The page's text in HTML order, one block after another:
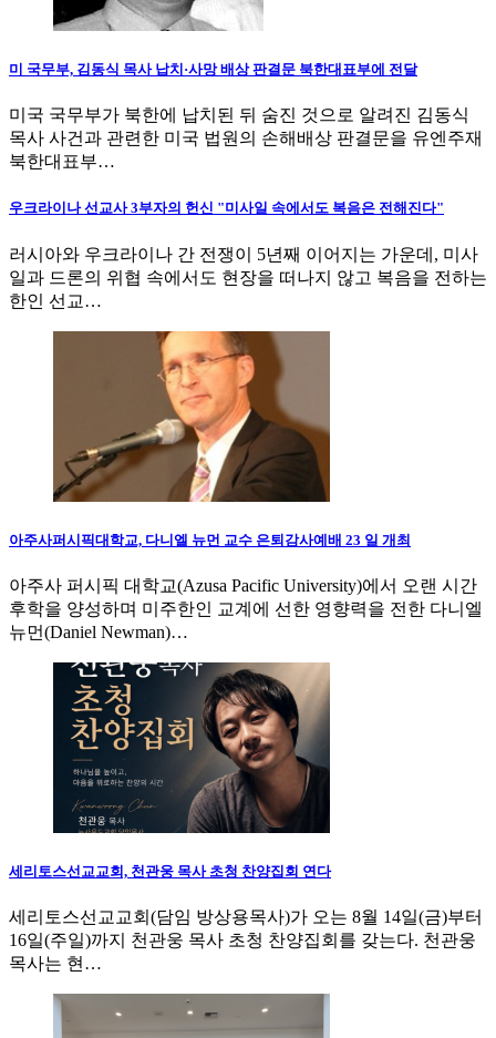
미 국무부, 김동식 목사 납치·사망 배상 판결문 북한대표부에 전달
미국 국무부가 북한에 납치된 뒤 숨진 것으로 알려진 김동식
목사 사건과 관련한 미국 법원의 손해배상 판결문을 유엔주재
북한대표부…
우크라이나 선교사 3부자의 헌신 "미사일 속에서도 복음은 전해진다"
러시아와 우크라이나 간 전쟁이 5년째 이어지는 가운데, 미사
일과 드론의 위협 속에서도 현장을 떠나지 않고 복음을 전하는
한인 선교…
아주사퍼시픽대학교, 다니엘 뉴먼 교수 은퇴감사예배 23 일 개최
아주사 퍼시픽 대학교(Azusa Pacific University)에서 오랜 시간
후학을 양성하며 미주한인 교계에 선한 영향력을 전한 다니엘
뉴먼(Daniel Newman)…
세리토스선교교회, 천관웅 목사 초청 찬양집회 연다
세리토스선교교회(담임 방상용목사)가 오는 8월 14일(금)부터
16일(주일)까지 천관웅 목사 초청 찬양집회를 갖는다. 천관웅
목사는 현…